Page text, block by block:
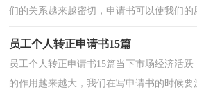
们的关系越来越密切，申请书可以使我们的
员工个人转正申请书15篇
员工个人转正申请书15篇当下市场经济活跃
的作用越来越大，我们在写申请书的时候要